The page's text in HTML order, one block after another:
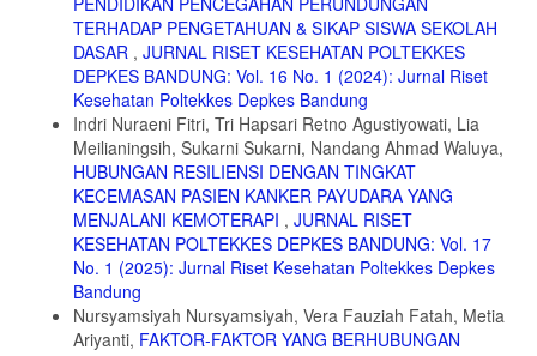
Hubungan Antara Aktivitas Fisik Dan Pola Tidur Dengan Kejadian
Hipertensi. Media Penelit dan Pengemb Kesehat. 2024;34(1):91-101.
doi:10.34011/jmp2k.v34i1.1959
11. WHO. Noncommunicable Disease. WHO. 2018.
https://www.who.int/news-room/fact- sheets/detail/noncommunicable-
diseases.
12. Luzi L, Radaelli MG. Influenza and obesity: its odd relationship
and the lessons for COVID-19 pandemic. Acta Diabetol.
2020;57(6):759-764. doi:10.1007/s00592-020-01522-8
13. Xiang M, Zhang Z, Kuwahara K. Impact of COVID-19 pandemic
on children and adolescents’ lifestyle behavior larger than expected.
Prog Cardiovasc Dis. 2020;63(4):531-532.
doi:10.1016/j.pcad.2020.04.013
14. Hall G, Laddu DR, Phillips SA, Lavie CJ, Arena R. A tale of two
TERHADAP PENGETAHUAN & SIKAP SISWA SEKOLAH
DASAR , JURNAL RISET KESEHATAN POLTEKKES
DEPKES BANDUNG: Vol. 16 No. 1 (2024): Jurnal Riset
Kesehatan Poltekkes Depkes Bandung
Indri Nuraeni Fitri, Tri Hapsari Retno Agustiyowati, Lia
Meilianingsih, Sukarni Sukarni, Nandang Ahmad Waluya,
HUBUNGAN RESILIENSI DENGAN TINGKAT
KECEMASAN PASIEN KANKER PAYUDARA YANG
MENJALANI KEMOTERAPI , JURNAL RISET
KESEHATAN POLTEKKES DEPKES BANDUNG: Vol. 17
No. 1 (2025): Jurnal Riset Kesehatan Poltekkes Depkes
Bandung
Nursyamsiyah Nursyamsiyah, Vera Fauziah Fatah, Metia
Ariyanti, FAKTOR-FAKTOR YANG BERHUBUNGAN